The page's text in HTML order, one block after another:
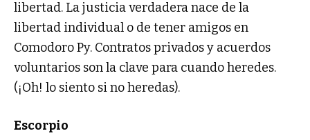
libertad. La justicia verdadera nace de la
libertad individual o de tener amigos en
Comodoro Py. Contratos privados y acuerdos
voluntarios son la clave para cuando heredes.
(¡Oh! lo siento si no heredas).
Escorpio